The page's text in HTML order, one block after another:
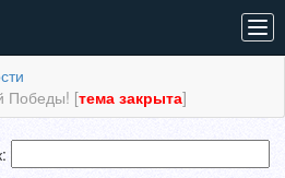
Победы! [тема закрыта]